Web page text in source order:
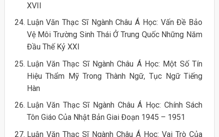
XVII
Luận Văn Thạc Sĩ Ngành Châu Á Học: Vấn Đề Bảo
Vệ Môi Trường Sinh Thái Ở Trung Quốc Những Năm
Đầu Thế Kỷ XXI
Luận Văn Thạc Sĩ Ngành Châu Á Học: Một Số Tín
Hiệu Thẩm Mỹ Trong Thành Ngữ, Tục Ngữ Tiếng
Hàn
Luận Văn Thạc Sĩ Ngành Châu Á Học: Chính Sách
Tôn Giáo Của Nhật Bản Giai Đoạn 1945 – 1951
Luận Văn Thạc Sĩ Ngành Châu Á Học: Vai Trò Của